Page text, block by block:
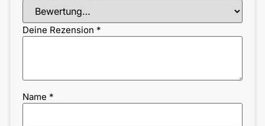
Deine Rezension *
Name *